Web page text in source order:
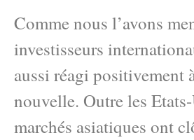
Comme nous l’avons
investisseurs
aussi réagi positivement
nouvelle. Outre les
marchés asiatiques ont